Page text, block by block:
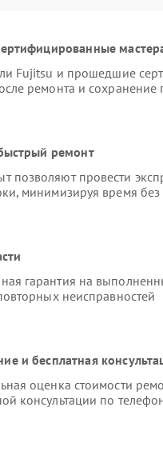
Fujitsu и прошедшие
ремонта и сохранение
ремонт
провести
минимизируя время без
гарантия на
неисправностей
и бесплатная
оценка стоимости
консультации по